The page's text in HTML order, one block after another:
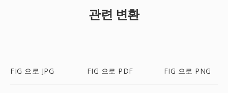
관련 변환
FIG 으로 JPG FIG 으로 PDF FIG 으로 PNG